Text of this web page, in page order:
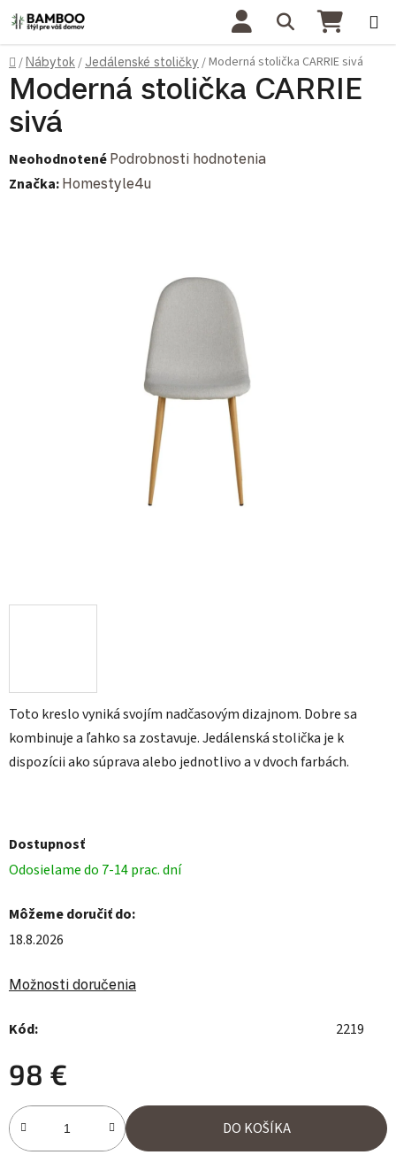
Prejsť na obsah Hľadať
Domov
/Nábytok / Jedálenské stoličky /Moderná stolička CARRIE sivá
Toto kreslo vyniká svojím nadčasovým dizajnom. Dobre sa
kombinuje a ľahko sa zostavuje. Jedálenská stolička je k
dispozícii ako súprava alebo jednotlivo a v dvoch farbách.
Dostupnosť
Odosielame do 7-14 prac. dní
Môžeme doručiť do:
18.8.2026
Možnosti doručenia
Kód: 2219
98 €
Jednotková cena:
DO KOŠÍKA
Moderná stolička CARRIE
sivá
Priemerné hodnotenie produktu je 0,0 z 5 hviezdičiek.
Neohodnotené Podrobnosti hodnotenia
Značka: Homestyle4u